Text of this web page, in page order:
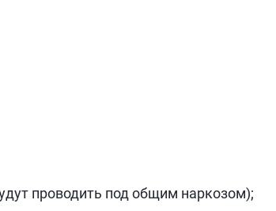
проводить под общим наркозом);